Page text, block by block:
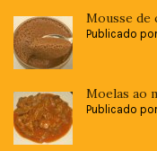
Mousse de
Publicado
Moelas ao
Publicado